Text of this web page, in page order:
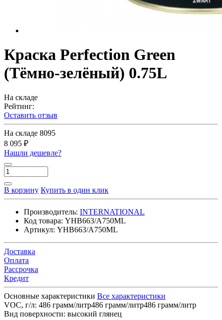
Краска Perfection Green
(Тёмно-зелёный) 0.75L
На складе
Рейтинг:
Оставить отзыв
На складе 8095
8 095 ₽
Нашли дешевле?
В корзину Купить в один клик
Производитель: INTERNATIONAL
Код товара: YHB663/A750ML
Артикул: YHB663/A750ML
Доставка
Оплата
Рассрочка
Кредит
Основные характеристики Все характеристики
VOC, г/л: 486 грамм/литр486 грамм/литр486 грамм/литр
Вид поверхности: высокий глянец